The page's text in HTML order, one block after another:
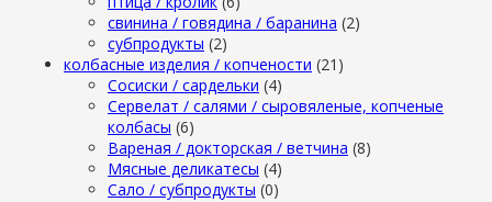
свинина / говядина / баранина (2)
субпродукты (2)
колбасные изделия / копчености (21)
Сосиски / сардельки (4)
Сервелат / салями / сыровяленые, копченые
колбасы (6)
Вареная / докторская / ветчина (8)
Мясные деликатесы (4)
Сало / субпродукты (0)